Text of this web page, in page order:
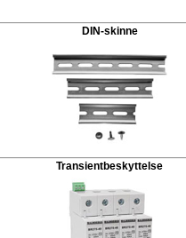
DIN-skinne
Transientbeskyttelse